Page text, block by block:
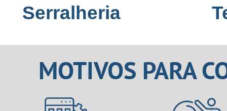
MOTIVOS PARA
Serralheria